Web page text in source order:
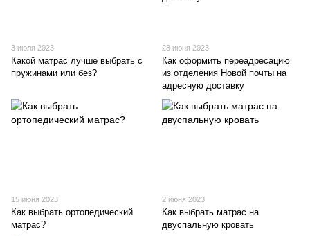
3 июля 2023
Какой матрас лучше выбрать с
пружинами или без?
28 июня 2023
Как оформить переадресацию
из отделения Новой почты на
адресную доставку
15 июня 2023
Как выбрать ортопедический
матрас?
2 июня 2023
Как выбрать матрас на
двуспальную кровать